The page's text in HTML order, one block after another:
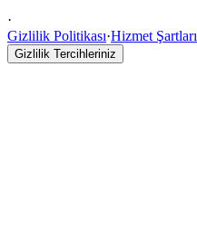
·
Gizlilik Politikası·Hizmet Şartları
Gizlilik Tercihleriniz